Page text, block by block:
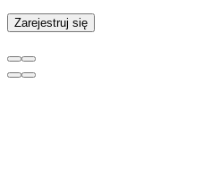
Zarejestruj się